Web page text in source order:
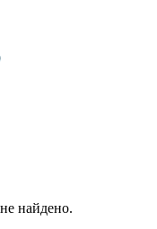
найдено.